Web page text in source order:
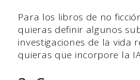
Para los libros de no
quieras definir algunos
investigaciones de la vida
quieras que incorpore la